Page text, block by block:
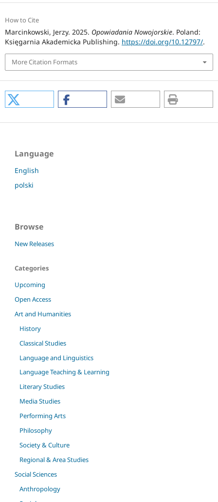
How to Cite
Marcinkowski, Jerzy. 2025. Opowiadania Nowojorskie. Poland:
Księgarnia Akademicka Publishing. https://doi.org/10.12797/.
More Citation Formats
Language
English
polski
Browse
New Releases
Categories
Upcoming
Open Access
Art and Humanities
History
Classical Studies
Language and Linguistics
Language Teaching & Learning
Literary Studies
Media Studies
Performing Arts
Philosophy
Society & Culture
Regional & Area Studies
Social Sciences
Anthropology